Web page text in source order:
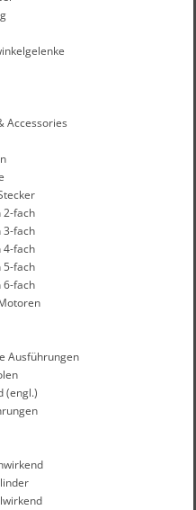
Accessories
2-fach
3-fach
4-fach
5-fach
6-fach
Ausführungen
(engl.)